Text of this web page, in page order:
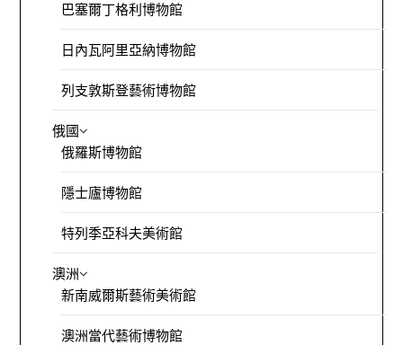
巴塞爾丁格利博物館
日內瓦阿里亞納博物館
列支敦斯登藝術博物館
俄國
俄羅斯博物館
隱士廬博物館
特列季亞科夫美術館
澳洲
新南威爾斯藝術美術館
澳洲當代藝術博物館